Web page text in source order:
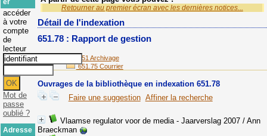
Retourner au premier écran avec les dernières notices...
Détail de l'indexation
651.78 : Rapport de gestion
651 Archivage
651.75 Courrier
Ouvrages de la bibliothèque en indexation 651.78
Faire une suggestion Affiner la recherche
Vlaamse regulator voor de media - Jaarverslag 2007/ Ann
Braeckman
er
accéder
à votre
compte
de
lecteur
Mot de
passe
oublié ?
Adresse